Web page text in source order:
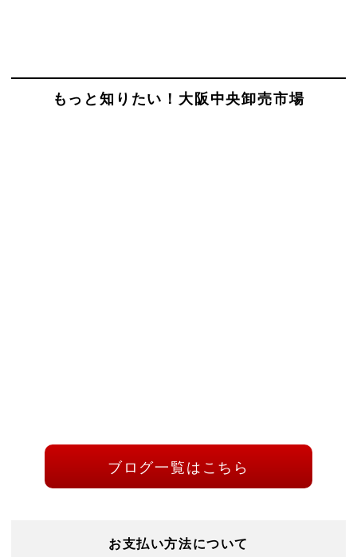
もっと知りたい！大阪中央卸売市場
ブログ一覧はこちら
お支払い方法について